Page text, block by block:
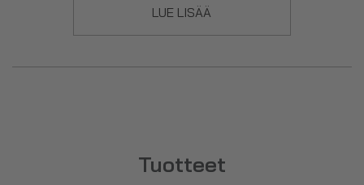
LUE LISÄÄ
Tuotteet